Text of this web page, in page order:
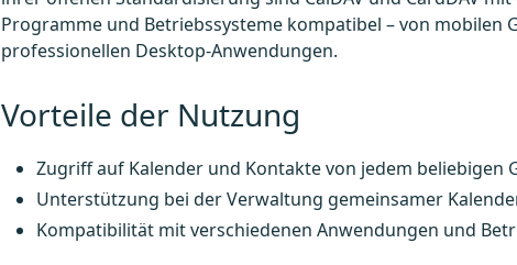
Programme und Betriebssysteme kompatibel – von mobilen
professionellen Desktop-Anwendungen.
Vorteile der Nutzung
Zugriff auf Kalender und Kontakte von jedem beliebigen
Unterstützung bei der Verwaltung gemeinsamer
Kompatibilität mit verschiedenen Anwendungen und